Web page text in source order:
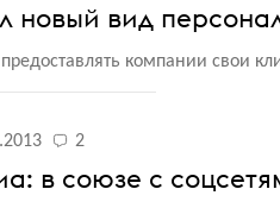
новый вид
компании свои
2
в союзе с